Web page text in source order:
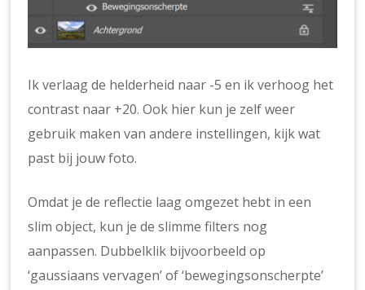
Ik verlaag de helderheid naar -5 en ik verhoog het
contrast naar +20. Ook hier kun je zelf weer
gebruik maken van andere instellingen, kijk wat
past bij jouw foto.
Omdat je de reflectie laag omgezet hebt in een
slim object, kun je de slimme filters nog
aanpassen. Dubbelklik bijvoorbeeld op
‘gaussiaans vervagen’ of ‘bewegingsonscherpte’